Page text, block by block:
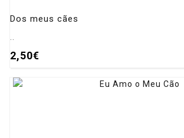
Dos meus cães
2,50€